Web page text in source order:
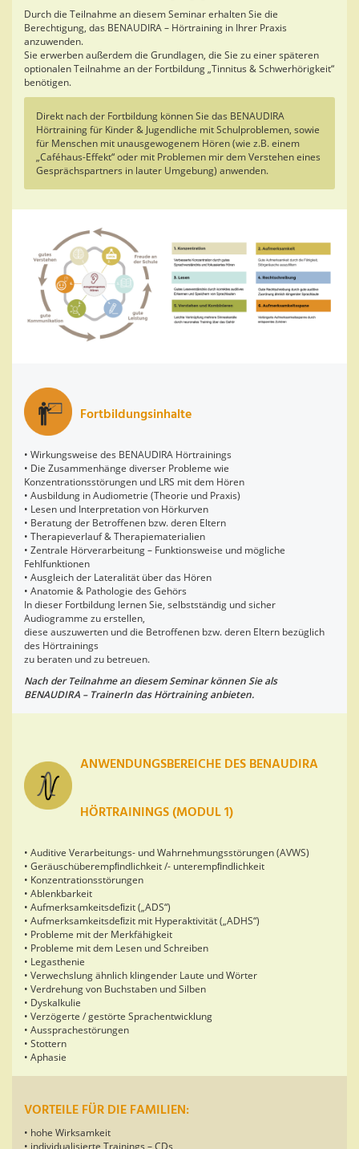
Durch die Teilnahme an diesem Seminar erhalten Sie die
Berechtigung, das BENAUDIRA – Hörtraining in Ihrer Praxis
anzuwenden.
Sie erwerben außerdem die Grundlagen, die Sie zu einer späteren
optionalen Teilnahme an der Fortbildung „Tinnitus & Schwerhörigkeit“
benötigen.
Direkt nach der Fortbildung können Sie das BENAUDIRA
Hörtraining für Kinder & Jugendliche mit Schulproblemen, sowie
für Menschen mit unausgewogenem Hören (wie z.B. einem
„Caféhaus-Effekt“ oder mit Problemen mir dem Verstehen eines
Gesprächspartners in lauter Umgebung) anwenden.
Fortbildungsinhalte
• Wirkungsweise des BENAUDIRA Hörtrainings
• Die Zusammenhänge diverser Probleme wie
Konzentrationsstörungen und LRS mit dem Hören
• Ausbildung in Audiometrie (Theorie und Praxis)
• Lesen und Interpretation von Hörkurven
• Beratung der Betroffenen bzw. deren Eltern
• Therapieverlauf & Therapiematerialien
• Zentrale Hörverarbeitung – Funktionsweise und mögliche
Fehlfunktionen
• Ausgleich der Lateralität über das Hören
• Anatomie & Pathologie des Gehörs
In dieser Fortbildung lernen Sie, selbstständig und sicher
Audiogramme zu erstellen,
diese auszuwerten und die Betroffenen bzw. deren Eltern bezüglich
des Hörtrainings
zu beraten und zu betreuen.
Nach der Teilnahme an diesem Seminar können Sie als
BENAUDIRA – TrainerIn das Hörtraining anbieten.
ANWENDUNGSBEREICHE DES BENAUDIRA
HÖRTRAININGS (MODUL 1)
• Auditive Verarbeitungs- und Wahrnehmungsstörungen (AVWS)
• Geräuschüberempﬁndlichkeit /- unterempﬁndlichkeit
• Konzentrationsstörungen
• Ablenkbarkeit
• Aufmerksamkeitsdeﬁzit („ADS“)
• Aufmerksamkeitsdeﬁzit mit Hyperaktivität („ADHS“)
• Probleme mit der Merkfähigkeit
• Probleme mit dem Lesen und Schreiben
• Legasthenie
• Verwechslung ähnlich klingender Laute und Wörter
• Verdrehung von Buchstaben und Silben
• Dyskalkulie
• Verzögerte / gestörte Sprachentwicklung
• Aussprachestörungen
• Stottern
• Aphasie
VORTEILE FÜR DIE FAMILIEN:
• hohe Wirksamkeit